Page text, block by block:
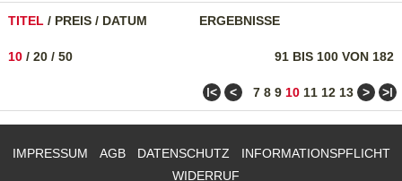
TITEL / PREIS / DATUM ERGEBNISSE
91 BIS 100 VON 182
10 / 20 / 50
ǀ< < 7 8 9 10 11 12 13 > >ǀ
IMPRESSUM AGB DATENSCHUTZ
INFORMATIONSPFLICHT
WIDERRUF